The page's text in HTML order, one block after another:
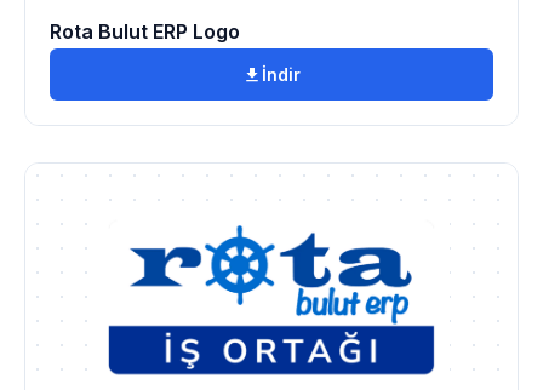
Rota Bulut ERP Logo
İndir